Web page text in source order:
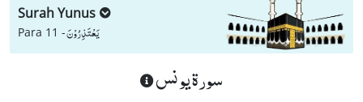
Surah Yunus
Para 11 -یَعْتَذِرُوْنَ
سورة يونس